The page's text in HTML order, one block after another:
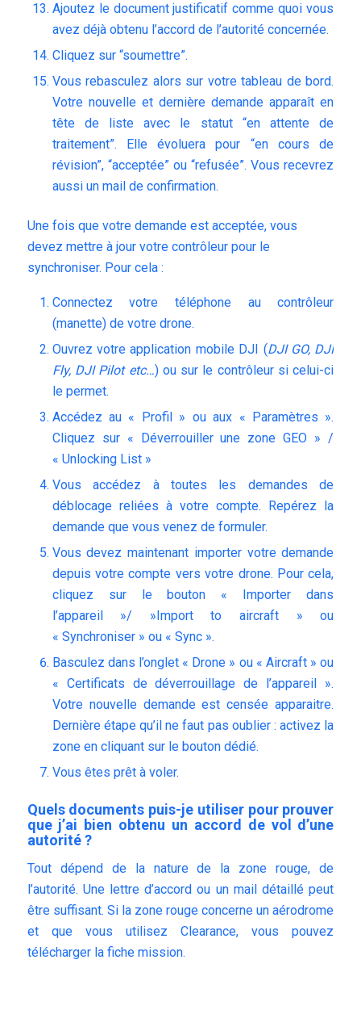
Ajoutez le document justificatif comme quoi vous
avez déjà obtenu l’accord de l’autorité concernée.
Cliquez sur “soumettre”.
Vous rebasculez alors sur votre tableau de bord.
Votre nouvelle et dernière demande apparaît en
tête de liste avec le statut “en attente de
traitement”. Elle évoluera pour “en cours de
révision”, “acceptée” ou “refusée”. Vous recevrez
aussi un mail de confirmation.
Une fois que votre demande est acceptée, vous
devez mettre à jour votre contrôleur pour le
synchroniser. Pour cela :
Connectez votre téléphone au contrôleur
(manette) de votre drone.
Ouvrez votre application mobile DJI (DJI GO, DJI
Fly, DJI Pilot etc…) ou sur le contrôleur si celui-ci
le permet.
Accédez au « Profil » ou aux « Paramètres ».
Cliquez sur « Déverrouiller une zone GEO » /
« Unlocking List »
Vous accédez à toutes les demandes de
déblocage reliées à votre compte. Repérez la
demande que vous venez de formuler.
Vous devez maintenant importer votre demande
depuis votre compte vers votre drone. Pour cela,
cliquez sur le bouton « Importer dans
l’appareil »/ »Import to aircraft » ou
« Synchroniser » ou « Sync ».
Basculez dans l’onglet « Drone » ou « Aircraft » ou
« Certificats de déverrouillage de l’appareil ».
Votre nouvelle demande est censée apparaitre.
Dernière étape qu’il ne faut pas oublier : activez la
zone en cliquant sur le bouton dédié.
Vous êtes prêt à voler.
Quels documents puis-je utiliser pour prouver
que j’ai bien obtenu un accord de vol d’une
autorité ?
Tout dépend de la nature de la zone rouge, de
l’autorité. Une lettre d’accord ou un mail détaillé peut
être suffisant. Si la zone rouge concerne un aérodrome
et que vous utilisez Clearance, vous pouvez
télécharger la fiche mission.